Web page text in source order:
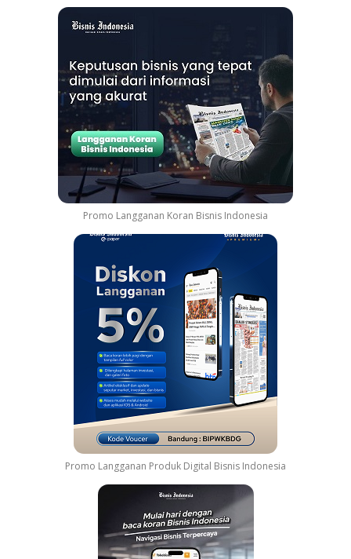
Promo Langganan Koran Bisnis Indonesia
Promo Langganan Produk Digital Bisnis Indonesia